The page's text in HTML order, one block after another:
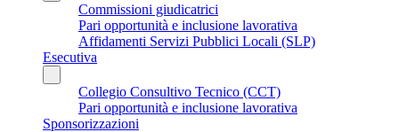
Commissioni giudicatrici
Pari opportunità e inclusione lavorativa
Affidamenti Servizi Pubblici Locali (SLP)
Esecutiva
Collegio Consultivo Tecnico (CCT)
Pari opportunità e inclusione lavorativa
Sponsorizzazioni